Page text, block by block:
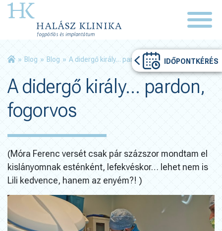
IDŐPONTKÉRÉS
» Blog » Blog » A didergő király… pardon, fogorvos
A didergő király… pardon,
fogorvos
(Móra Ferenc versét csak pár százszor mondtam el
kislányomnak esténként, lefekvéskor… lehet nem is
Lili kedvence, hanem az enyém?! )